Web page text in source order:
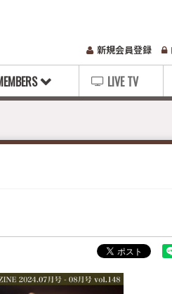
新規会員登録
LIVE TV